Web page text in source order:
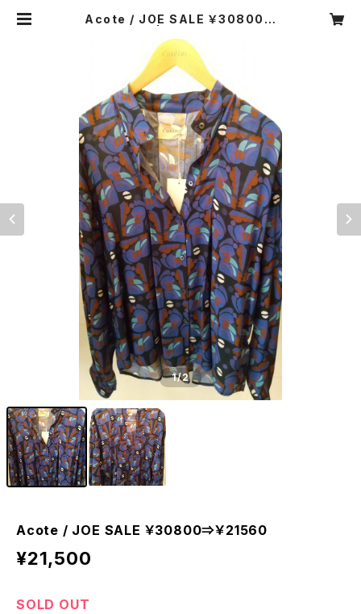
Acote / JOE SALE ￥30800⇒
1/2
Acote / JOE SALE ￥30800⇒￥21560
¥21,500
SOLD OUT